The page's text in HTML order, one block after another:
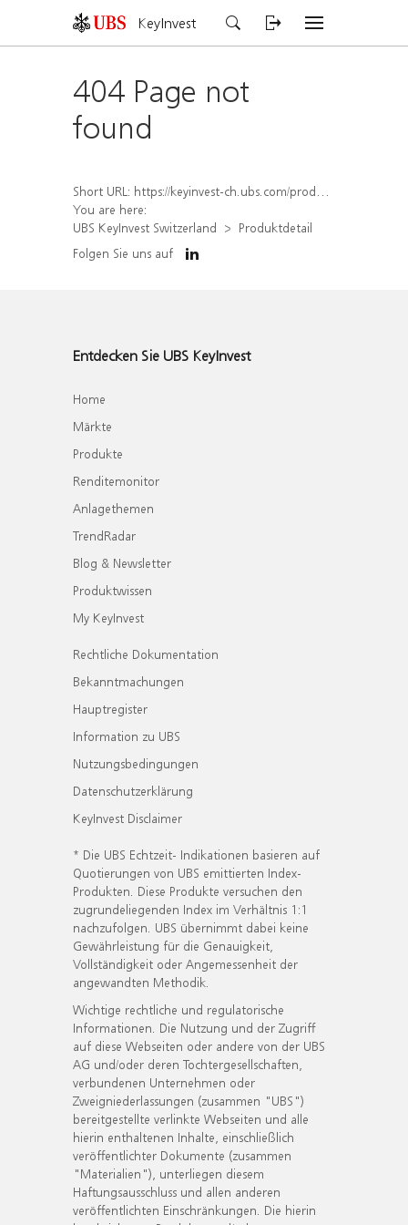
KeyInvest
404 Page not
found
Short URL: https://keyinvest-ch.ubs.com/produkt/detail/index/isin/CH1567055053
You are here:
UBS KeyInvest Switzerland
Produktdetail
Folgen Sie uns auf
Entdecken Sie UBS KeyInvest
Home
Märkte
Produkte
Renditemonitor
Anlagethemen
TrendRadar
Blog & Newsletter
Produktwissen
My KeyInvest
Rechtliche Dokumentation
Bekanntmachungen
Hauptregister
Information zu UBS
Nutzungsbedingungen
Datenschutzerklärung
KeyInvest Disclaimer
* Die UBS Echtzeit- Indikationen basieren auf
Quotierungen von UBS emittierten Index-
Produkten. Diese Produkte versuchen den
zugrundeliegenden Index im Verhältnis 1:1
nachzufolgen. UBS übernimmt dabei keine
Gewährleistung für die Genauigkeit,
Vollständigkeit oder Angemessenheit der
angewandten Methodik.
Wichtige rechtliche und regulatorische
Informationen. Die Nutzung und der Zugriff
auf diese Webseiten oder andere von der UBS
AG und/oder deren Tochtergesellschaften,
verbundenen Unternehmen oder
Zweigniederlassungen (zusammen "UBS")
bereitgestellte verlinkte Webseiten und alle
hierin enthaltenen Inhalte, einschließlich
veröffentlichter Dokumente (zusammen
"Materialien"), unterliegen diesem
Haftungsausschluss und allen anderen
veröffentlichten Einschränkungen. Die hierin